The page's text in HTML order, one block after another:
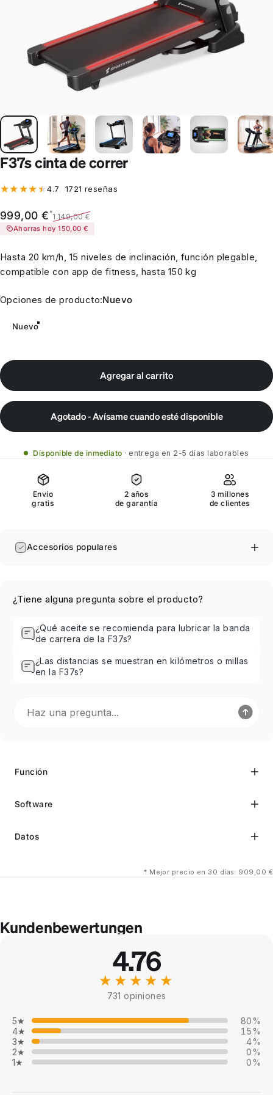
F37s cinta de correr
4.7 1721 reseñas
Precio de oferta
999,00 € *
Precio habitual
1.149,00 €
Ahorras hoy 150,00 €
Hasta 20 km/h, 15 niveles de inclinación, función plegable,
compatible con app de fitness, hasta 150 kg
Opciones de producto
Opciones de producto:Nuevo
Nuevo
Agregar al carrito
Agotado - Avísame cuando esté disponible
Disponible de inmediato entrega en 2-5 días laborables
Envío
gratis
2 años
de garantía
3 millones
de clientes
Accesorios populares
¿Tiene alguna pregunta sobre el producto?
¿Qué aceite se recomienda para lubricar la banda
de carrera de la F37s?
¿Las distancias se muestran en kilómetros o millas
en la F37s?
Función
Software
Datos
* Mejor precio en 30 días: 909,00 €
Kundenbewertungen
4.76
★★★★★
731 opiniones
5★
80%
4★
15%
3★
4%
2★
0%
1★
0%